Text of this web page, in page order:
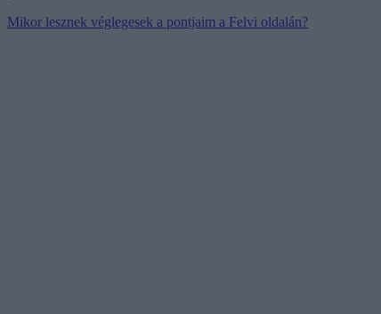
Mikor lesznek véglegesek a pontjaim a Felvi oldalán?